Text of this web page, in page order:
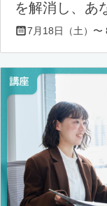
を解消し、あ
7月18日（土）〜